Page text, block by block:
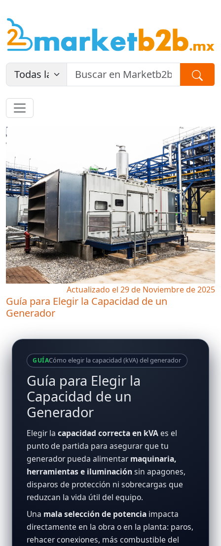
Actualizado el 29 de Noviembre de 2025
Guía para Elegir la Capacidad de un
Generador
GUÍACómo elegir la capacidad (kVA) del generador
Guía para Elegir la
Capacidad de un
Generador
Elegir la capacidad correcta en kVAes el
punto de partida para asegurar que tu
generador pueda alimentarmaquinaria,
herramientas e iluminaciónsin apagones,
disparos de protección ni sobrecargas que
reduzcan la vida útil del equipo.
Una mala selección de potenciaimpacta
directamente en la obra o en la planta: paros,
rehacer conexiones, más combustible del